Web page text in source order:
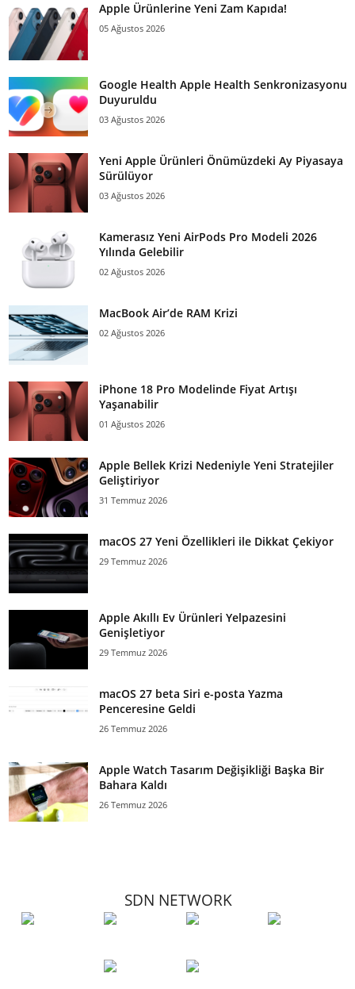
Apple Ürünlerine Yeni Zam Kapıda!
05 Ağustos 2026
Google Health Apple Health Senkronizasyonu
Duyuruldu
03 Ağustos 2026
Yeni Apple Ürünleri Önümüzdeki Ay Piyasaya
Sürülüyor
03 Ağustos 2026
Kamerasız Yeni AirPods Pro Modeli 2026
Yılında Gelebilir
02 Ağustos 2026
MacBook Air’de RAM Krizi
02 Ağustos 2026
iPhone 18 Pro Modelinde Fiyat Artışı
Yaşanabilir
01 Ağustos 2026
Apple Bellek Krizi Nedeniyle Yeni Stratejiler
Geliştiriyor
31 Temmuz 2026
macOS 27 Yeni Özellikleri ile Dikkat Çekiyor
29 Temmuz 2026
Apple Akıllı Ev Ürünleri Yelpazesini
Genişletiyor
29 Temmuz 2026
macOS 27 beta Siri e-posta Yazma
Penceresine Geldi
26 Temmuz 2026
Apple Watch Tasarım Değişikliği Başka Bir
Bahara Kaldı
26 Temmuz 2026
SDN NETWORK